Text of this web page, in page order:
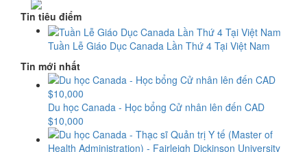
Tin tiêu điểm
Tuần Lễ Giáo Dục Canada Lần Thứ 4 Tại Việt Nam
Tin mới nhất
Du học Canada - Học bổng Cử nhân lên đến CAD
$10,000